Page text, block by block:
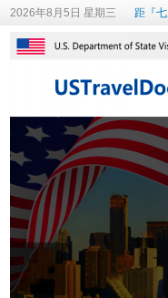
2026年8月5日 星期三 距『